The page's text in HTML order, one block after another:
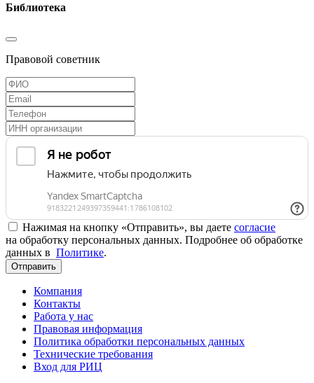
Библиотека
Правовой советник
Нажимая на кнопку «Отправить», вы даете согласие
на обработку персональных данных. Подробнее об обработке
данных в Политике.
Отправить
Компания
Контакты
Работа у нас
Правовая информация
Политика обработки персональных данных
Технические требования
Вход для РИЦ